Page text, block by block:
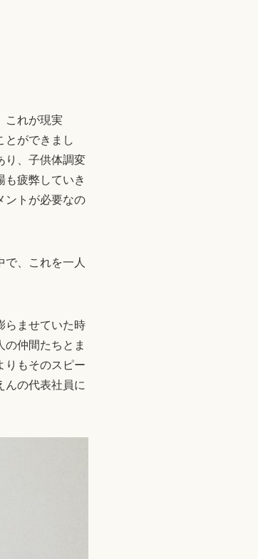
これが現実
とができまし
り、子供体調変
疲弊していき
ントが必要なの
、これを一人
らませていた時
仲間たちとま
りもそのスピー
んの代表社員に